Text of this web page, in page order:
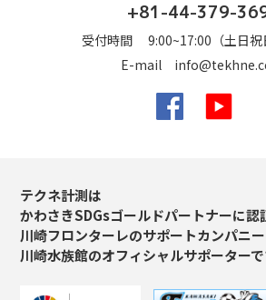
+81-44-379-
受付時間 9:00~17:00（土日祝
E-mail
Facebook
テクネ計測は
かわさきSDGsゴールドパートナーに認
川崎フロンターレのサポートカンパニ
川崎水族館のオフィシャルサポーターで